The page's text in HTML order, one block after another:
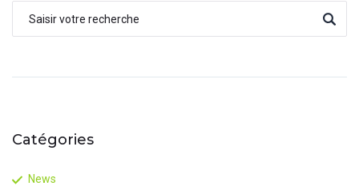
Catégories
News